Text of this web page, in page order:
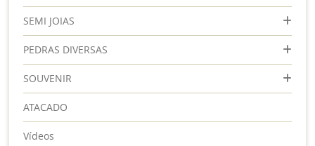
SEMI JOIAS
PEDRAS DIVERSAS
SOUVENIR
ATACADO
Vídeos